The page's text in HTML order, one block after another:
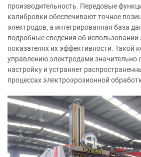
производительность. Передовые
калибровки обеспечивают точное
электродов, а интегрированная база
подробные сведения об использовании
показателях их эффективности. Такой
управлению электродами значительно
настройку и устраняет
процессах электроэрозионной